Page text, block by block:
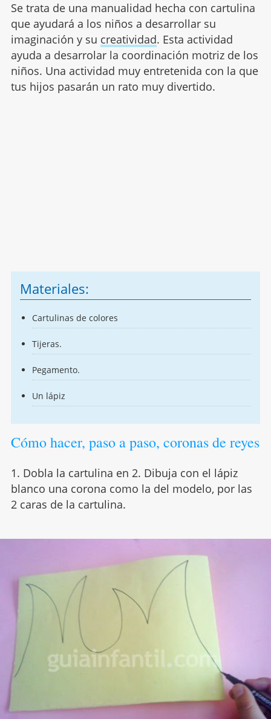
Se trata de una manualidad hecha con cartulina
que ayudará a los niños a desarrollar su
imaginación y su creatividad. Esta actividad
ayuda a desarrolar la coordinación motriz de los
niños. Una actividad muy entretenida con la que
tus hijos pasarán un rato muy divertido.
Materiales:
Cartulinas de colores
Tijeras.
Pegamento.
Un lápiz
Cómo hacer, paso a paso, coronas de reyes
1. Dobla la cartulina en 2. Dibuja con el lápiz
blanco una corona como la del modelo, por las
2 caras de la cartulina.